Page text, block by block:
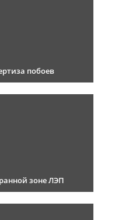
побоев
зоне ЛЭП